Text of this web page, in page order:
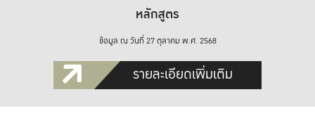
หลักสูตร
ข้อมูล ณ วันที่ 27 ตุลาคม พ.ศ. 2568
รายละเอียดเพิ่มเติม